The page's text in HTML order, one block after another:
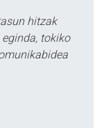
hitzak
tokiko